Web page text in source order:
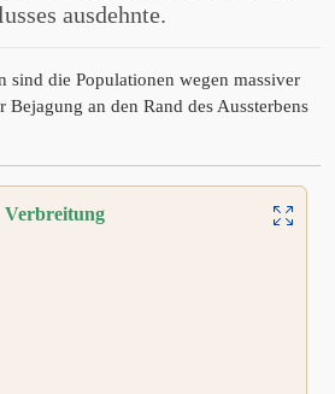
ausdehnte.
sind die Populationen wegen massiver
an den Rand des Aussterbens
Verbreitung